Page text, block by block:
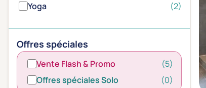
Yoga
(2)
Offres spéciales
Vente Flash & Promo
(5)
Offres spéciales Solo
(0)